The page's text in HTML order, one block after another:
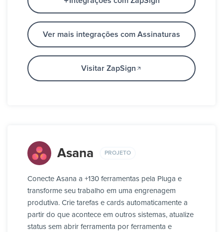
Ver mais integrações com Assinaturas
Visitar ZapSign
Asana PROJETO
Conecte Asana a +130 ferramentas pela Pluga e
transforme seu trabalho em uma engrenagem
produtiva. Crie tarefas e cards automaticamente a
partir do que acontece em outros sistemas, atualize
status sem abrir ferramenta por ferramenta e